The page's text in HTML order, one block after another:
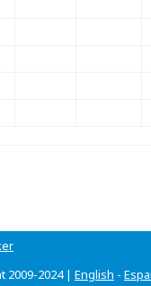
2009-2024 | English -